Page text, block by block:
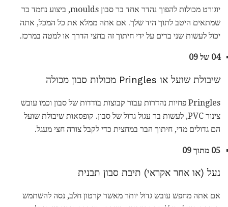
יוגורט מכולות להפוך נהדר אחד בר סבון moulds, ביצוע נחמד בר
שמתאים היטב לתוך היד שלך. אם אתה ממלא את כל המכל, אתה
יכול לעשות שני ברים על ידי חיתוך זה בחצי הדרך או למטה במרכז.
04 של 09
שיבולת שועל או Pringles מכולות סבון מכולה
Pringles פחיות נהדרות עבור קבוצות בודדות של סבון וכמו עובש
צינור PVC, לעשות בר עגול גדול של סבון. קופסאות שיבולת שועל
הם גדולים מדי, חיתוך הבר במחצית כדי לקבל צורה חצי מעגל.
05 מתוך 09
נעל (או אחר אקראי) תיבת סבון תבנית
אם אתה מחפש עובש גדול יותר מאשר קרטון חלב, נסה להשתמש